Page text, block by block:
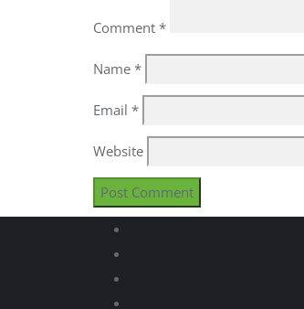
Comment *
Name *
Email *
Website